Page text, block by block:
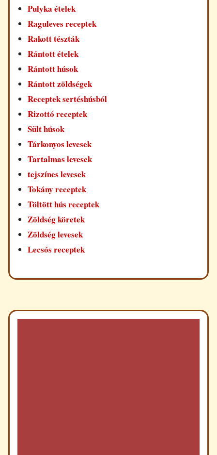
Pulyka ételek
Raguleves receptek
Rakott tészták
Rántott ételek
Rántott húsok
Rántott zöldségek
Receptek sertéshúsból
Rizottó receptek
Sült húsok
Tárkonyos levesek
Tartalmas levesek
tejszínes levesek
Tokány receptek
Töltött hús receptek
Zöldség köretek
Zöldség levesek
Lecsós receptek